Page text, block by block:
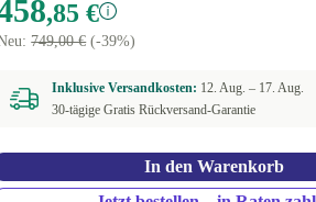
,85 €
749,00 €(-39%)
Inklusive Versandkosten: 12. Aug. – 17. Aug.
30-tägige Gratis Rückversand-Garantie
In den Warenkorb